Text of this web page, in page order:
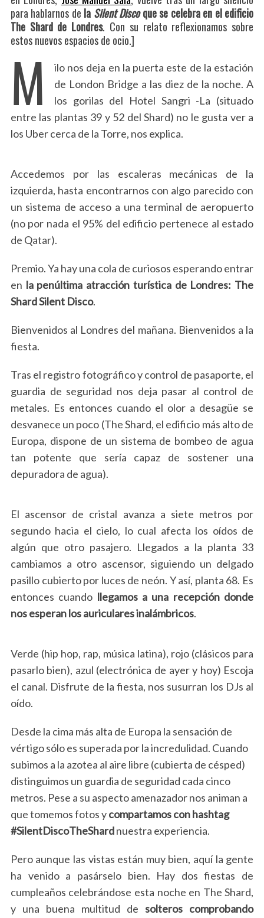
para hablarnos de la Silent Discoque se celebra en el edificio
The Shard de Londres. Con su relato reflexionamos sobre
estos nuevos espacios de ocio.]
M
ilo nos deja en la puerta este de la estación
de London Bridge a las diez de la noche. A
los gorilas del Hotel Sangri -La (situado
entre las plantas 39 y 52 del Shard) no le gusta ver a
los Uber cerca de la Torre, nos explica.
Accedemos por las escaleras mecánicas de la
izquierda, hasta encontrarnos con algo parecido con
un sistema de acceso a una terminal de aeropuerto
(no por nada el 95% del edificio pertenece al estado
de Qatar).
Premio. Ya hay una cola de curiosos esperando entrar
en la penúltima atracción turística de Londres: The
Shard Silent Disco.
Bienvenidos al Londres del mañana. Bienvenidos a la
fiesta.
Tras el registro fotográfico y control de pasaporte, el
guardia de seguridad nos deja pasar al control de
metales. Es entonces cuando el olor a desagüe se
desvanece un poco (The Shard, el edificio más alto de
Europa, dispone de un sistema de bombeo de agua
tan potente que sería capaz de sostener una
depuradora de agua).
El ascensor de cristal avanza a siete metros por
segundo hacia el cielo, lo cual afecta los oídos de
algún que otro pasajero. Llegados a la planta 33
cambiamos a otro ascensor, siguiendo un delgado
pasillo cubierto por luces de neón. Y así, planta 68. Es
entonces cuando llegamos a una recepción donde
nos esperan los auriculares inalámbricos.
Verde (hip hop, rap, música latina), rojo (clásicos para
pasarlo bien), azul (electrónica de ayer y hoy) Escoja
el canal. Disfrute de la fiesta, nos susurran los DJs al
oído.
Desde la cima más alta de Europa la sensación de
vértigo sólo es superada por la incredulidad. Cuando
subimos a la azotea al aire libre (cubierta de césped)
distinguimos un guardia de seguridad cada cinco
metros. Pese a su aspecto amenazador nos animan a
que tomemos fotos ycompartamos con hashtag
#SilentDiscoTheShardnuestra experiencia.
Pero aunque las vistas están muy bien, aquí la gente
ha venido a pasárselo bien. Hay dos fiestas de
cumpleaños celebrándose esta noche en The Shard,
y una buena multitud desolteros comprobando